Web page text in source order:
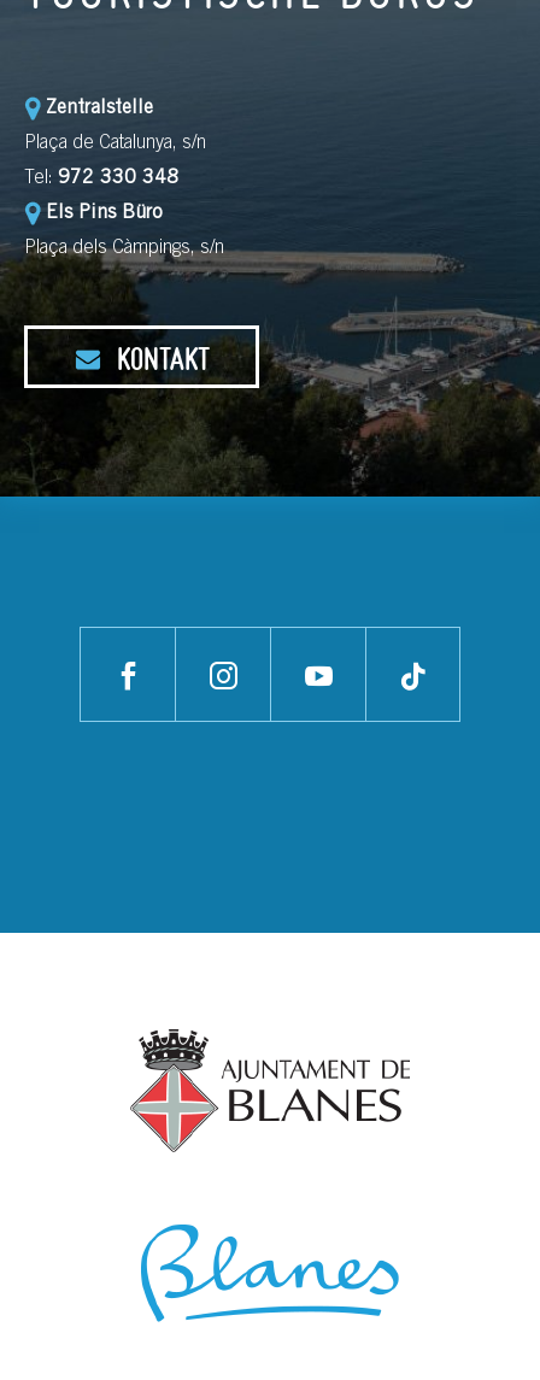
Zentralstelle
Plaça de Catalunya, s/n
Tel: 972 330 348
Els Pins Büro
Plaça dels Càmpings, s/n
KONTAKT